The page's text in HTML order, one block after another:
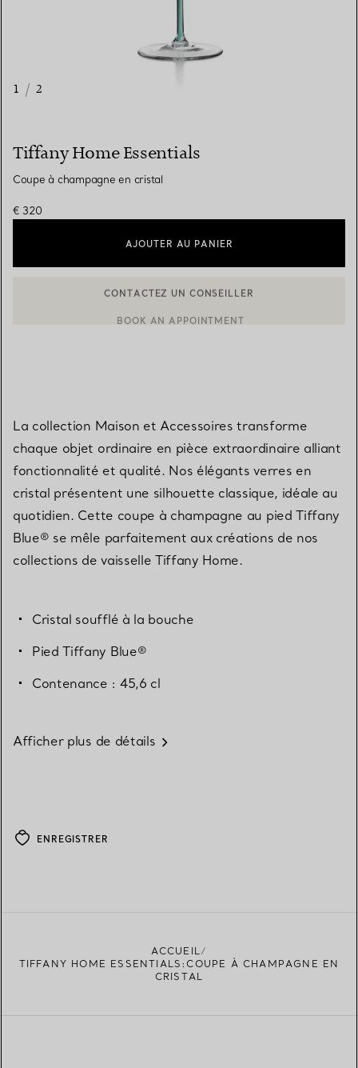
1 / 2
Tiffany Home Essentials
Coupe à champagne en cristal
€ 320
AJOUTER AU PANIER
CONTACTEZ UN CONSEILLER
La collection Maison et Accessoires transforme
chaque objet ordinaire en pièce extraordinaire alliant
fonctionnalité et qualité. Nos élégants verres en
cristal présentent une silhouette classique, idéale au
quotidien. Cette coupe à champagne au pied Tiffany
Blue® se mêle parfaitement aux créations de nos
collections de vaisselle Tiffany Home.
Cristal soufflé à la bouche
Pied Tiffany Blue®
Contenance : 45,6 cl
Afficher plus de détails
ENREGISTRER
ACCUEIL
TIFFANY HOME ESSENTIALS:COUPE À CHAMPAGNE EN
CRISTAL